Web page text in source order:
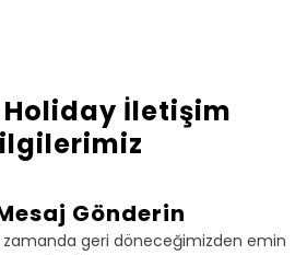
İletişim
Gönderin
zamanda geri döneceğimizden emin